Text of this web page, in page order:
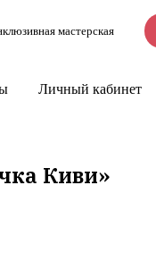
мастерская
Личный кабинет
Киви»